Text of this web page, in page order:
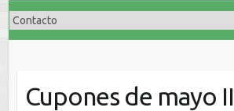
Cupones de mayo II